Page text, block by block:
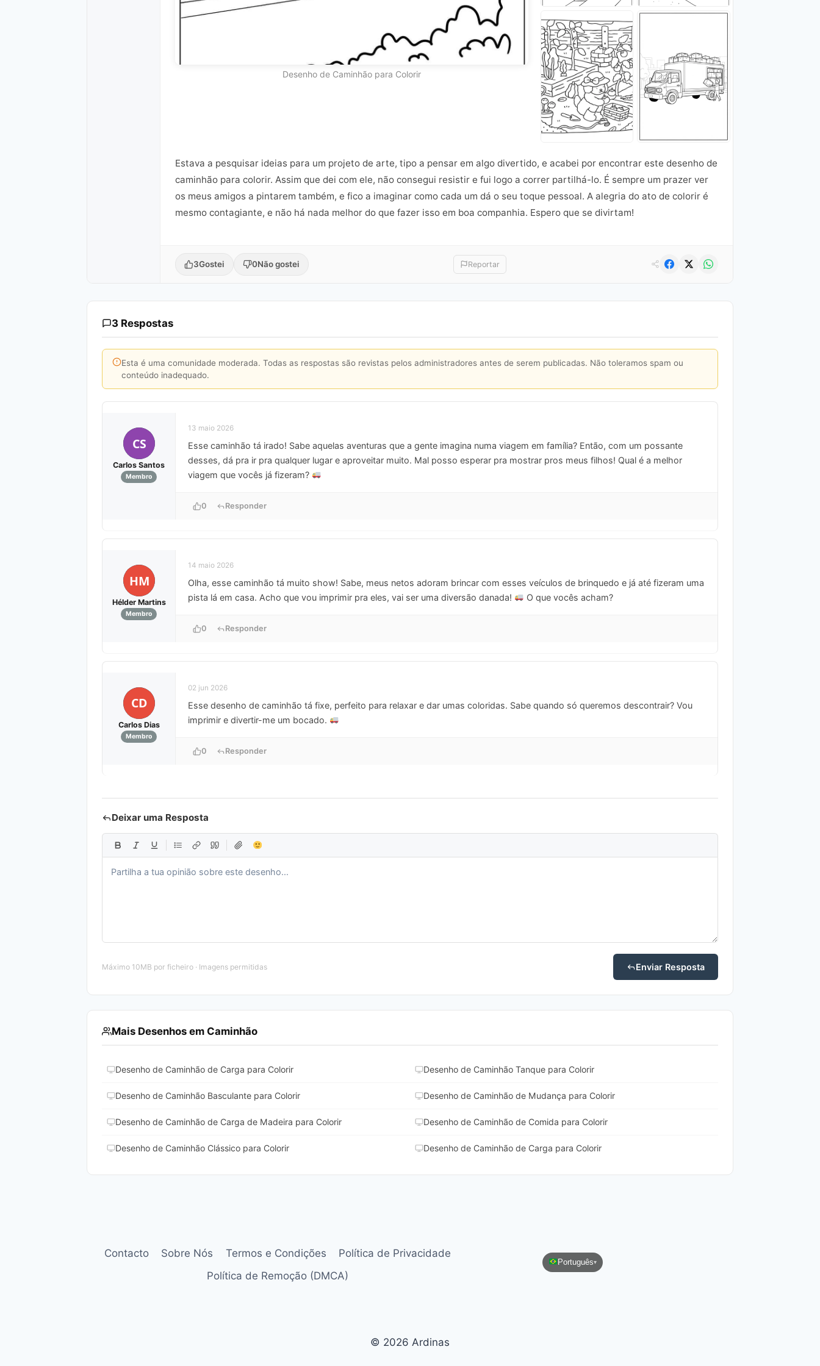
Desenho de Caminhão para Colorir
Estava a pesquisar ideias para um projeto de arte, tipo a pensar em algo divertido, e acabei por encontrar este desenho de
caminhão para colorir. Assim que dei com ele, não consegui resistir e fui logo a correr partilhá-lo. É sempre um prazer ver
os meus amigos a pintarem também, e fico a imaginar como cada um dá o seu toque pessoal. A alegria do ato de colorir é
mesmo contagiante, e não há nada melhor do que fazer isso em boa companhia. Espero que se divirtam!
3Gostei 0Não gostei Reportar
3 Respostas
Esta é uma comunidade moderada. Todas as respostas são revistas pelos administradores antes de serem publicadas. Não toleramos spam ou
conteúdo inadequado.
CS
Carlos Santos
Membro
13 maio 2026
Esse caminhão tá irado! Sabe aquelas aventuras que a gente imagina numa viagem em família? Então, com um possante
desses, dá pra ir pra qualquer lugar e aproveitar muito. Mal posso esperar pra mostrar pros meus filhos! Qual é a melhor
viagem que vocês já fizeram?
0 Responder
HM
Hélder Martins
Membro
14 maio 2026
Olha, esse caminhão tá muito show! Sabe, meus netos adoram brincar com esses veículos de brinquedo e já até fizeram uma
pista lá em casa. Acho que vou imprimir pra eles, vai ser uma diversão danada!
O que vocês acham?
0 Responder
CD
Carlos Dias
Membro
02 jun 2026
Esse desenho de caminhão tá fixe, perfeito para relaxar e dar umas coloridas. Sabe quando só queremos descontrair? Vou
imprimir e divertir-me um bocado.
0 Responder
Deixar uma Resposta
Máximo 10MB por ficheiro · Imagens permitidas Enviar Resposta
Mais Desenhos em Caminhão
Desenho de Caminhão de Carga para Colorir Desenho de Caminhão Tanque para Colorir
Desenho de Caminhão Basculante para Colorir Desenho de Caminhão de Mudança para Colorir
Desenho de Caminhão de Carga de Madeira para Colorir Desenho de Caminhão de Comida para Colorir
Desenho de Caminhão Clássico para Colorir Desenho de Caminhão de Carga para Colorir
Contacto Sobre Nós Termos e Condições
Política de Privacidade
Política de Remoção (DMCA)
Português▾
© 2026 Ardinas